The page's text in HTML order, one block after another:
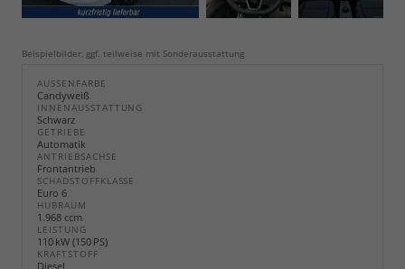
Beispielbilder, ggf. teilweise mit Sonderausstattung
AUSSENFARBE
Candyweiß
INNENAUSSTATTUNG
Schwarz
GETRIEBE
Automatik
ANTRIEBSACHSE
Frontantrieb
SCHADSTOFFKLASSE
Euro 6
HUBRAUM
1.968 ccm
LEISTUNG
110 kW (150 PS)
KRAFTSTOFF
Diesel